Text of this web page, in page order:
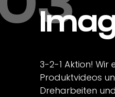
3-2-1 Aktion! Wir
Produktvideos
Dreharbeiten